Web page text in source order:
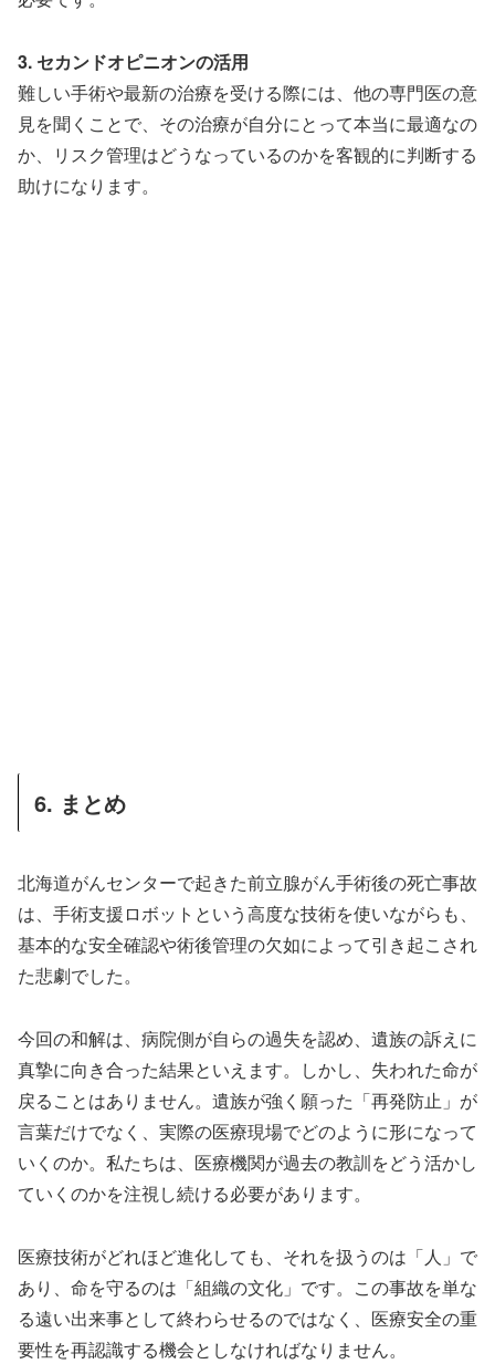
3. セカンドオピニオンの活用
難しい手術や最新の治療を受ける際には、他の専門医の意
見を聞くことで、その治療が自分にとって本当に最適なの
か、リスク管理はどうなっているのかを客観的に判断する
助けになります。
6. まとめ
北海道がんセンターで起きた前立腺がん手術後の死亡事故
は、手術支援ロボットという高度な技術を使いながらも、
基本的な安全確認や術後管理の欠如によって引き起こされ
た悲劇でした。
今回の和解は、病院側が自らの過失を認め、遺族の訴えに
真摯に向き合った結果といえます。しかし、失われた命が
戻ることはありません。遺族が強く願った「再発防止」が
言葉だけでなく、実際の医療現場でどのように形になって
いくのか。私たちは、医療機関が過去の教訓をどう活かし
ていくのかを注視し続ける必要があります。
医療技術がどれほど進化しても、それを扱うのは「人」で
あり、命を守るのは「組織の文化」です。この事故を単な
る遠い出来事として終わらせるのではなく、医療安全の重
要性を再認識する機会としなければなりません。